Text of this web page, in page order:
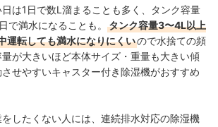
は1日で数L溜まることも多く、タンク容量
で満水になることも。
タンク容量3〜4L以上
運転しても満水になりにくいので水捨ての頻
が大きいほど本体サイズ・重量も大きい傾
せやすいキャスター付き除湿機がおすすめ
したくない人には、連続排水対応の除湿機